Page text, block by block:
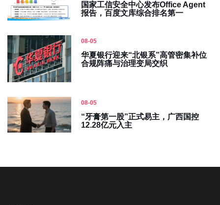
国家工信安全中心发布Office Agent
报告，百度文库综合排名第一
08-05
华夏银行迎来“北银系”高管密集补位
合规阵痛与治理变局交织
08-05
“牙膏第一股”正式易主，广西国控
12.28亿元入主